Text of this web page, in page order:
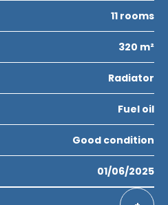
11 rooms
320 m²
Radiator
Fuel oil
Good condition
01/06/2025